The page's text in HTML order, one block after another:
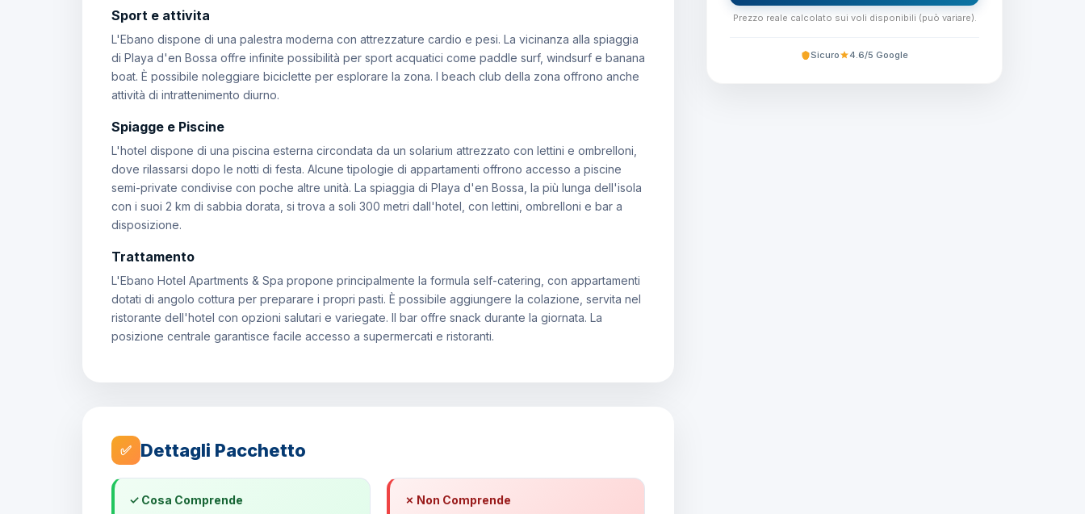
Sport e attivita
L'Ebano dispone di una palestra moderna con attrezzature cardio e pesi. La vicinanza alla spiaggia
di Playa d'en Bossa offre infinite possibilità per sport acquatici come paddle surf, windsurf e banana
boat. È possibile noleggiare biciclette per esplorare la zona. I beach club della zona offrono anche
attività di intrattenimento diurno.
Spiagge e Piscine
L'hotel dispone di una piscina esterna circondata da un solarium attrezzato con lettini e ombrelloni,
dove rilassarsi dopo le notti di festa. Alcune tipologie di appartamenti offrono accesso a piscine
semi-private condivise con poche altre unità. La spiaggia di Playa d'en Bossa, la più lunga dell'isola
con i suoi 2 km di sabbia dorata, si trova a soli 300 metri dall'hotel, con lettini, ombrelloni e bar a
disposizione.
Trattamento
L'Ebano Hotel Apartments & Spa propone principalmente la formula self-catering, con appartamenti
dotati di angolo cottura per preparare i propri pasti. È possibile aggiungere la colazione, servita nel
ristorante dell'hotel con opzioni salutari e variegate. Il bar offre snack durante la giornata. La
posizione centrale garantisce facile accesso a supermercati e ristoranti.
✅ Dettagli Pacchetto
✓ Cosa Comprende ✗ Non Comprende
Prezzo reale calcolato sui voli disponibili (può variare).
Sicuro 4.6/5 Google